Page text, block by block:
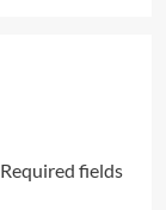
Required fields